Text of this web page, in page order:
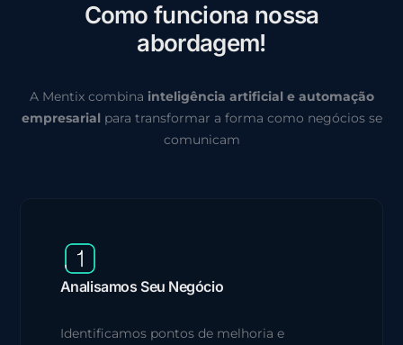
Como funciona nossa
abordagem!
A Mentix combina inteligência artificial e automação
empresarial para transformar a forma como negócios se
comunicam
Analisamos Seu Negócio
Identificamos pontos de melhoria e